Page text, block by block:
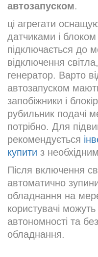
автозапуском.
ці агрегати
датчиками і
підключається до
відключення
генератор. Варто
автозапуском
запобіжники і
рубильник подачі
потрібно. Для
рекомендується
купити з
Після включення
автоматично
обладнання на
користувачі
автономності та
обладнання.